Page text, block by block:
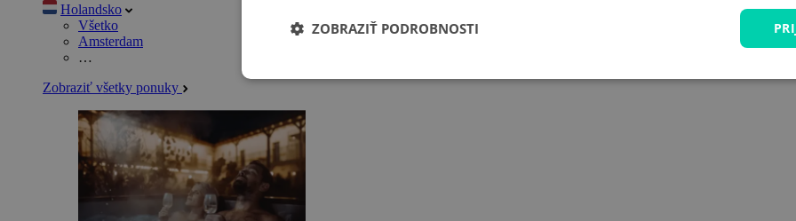
Holandsko
Všetko
Amsterdam
…
Zobraziť všetky ponuky
ZOBRAZIŤ PODROBNOSTI